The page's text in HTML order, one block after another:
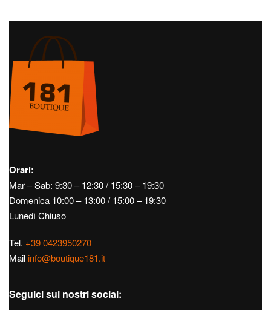
Orari:
Mar – Sab: 9:30 – 12:30 / 15:30 – 19:30
Domenica 10:00 – 13:00 / 15:00 – 19:30
Lunedì Chiuso
Tel. +39 0423950270
Mail info@boutique181.it
Seguici sui nostri social: